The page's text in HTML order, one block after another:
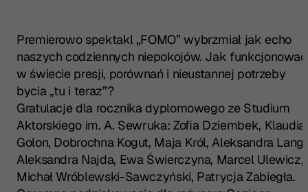
Premierowo spektakl „FOMO” wybrzmiał jak echo
naszych codziennych niepokojów. Jak funkcjonować
w świecie presji, porównań i nieustannej potrzeby
bycia „tu i teraz”?
Gratulacje dla rocznika dyplomowego ze Studium
Aktorskiego im. A. Sewruka: Zofia Dziembek, Klaudia
Golon, Dobrochna Kogut, Maja Król, Aleksandra
Aleksandra Najda, Ewa Świerczyna, Marcel Ulewicz,
Michał Wróblewski-Sawczyński, Patrycja Zabiegła.